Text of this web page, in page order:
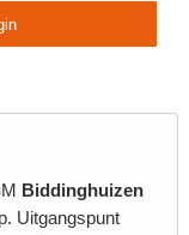
Biddinghuizen
Uitgangspunt